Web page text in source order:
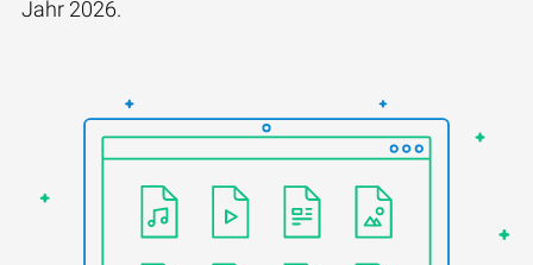
Jahr 2026.